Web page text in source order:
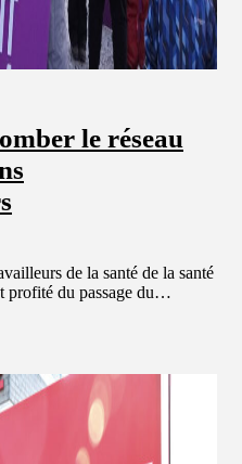
le réseau
de la santé de la santé
profité du passage du…